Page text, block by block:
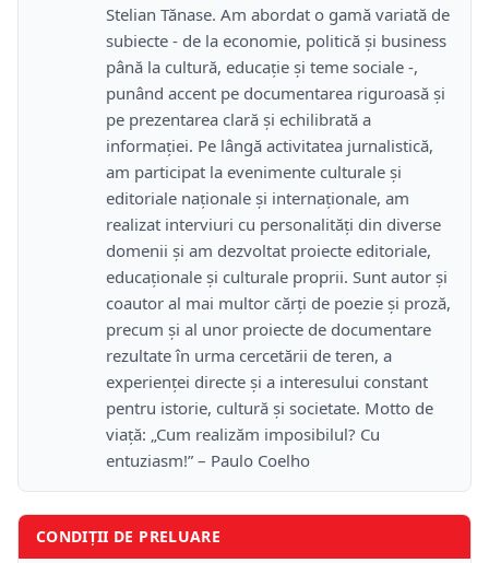
Stelian Tănase. Am abordat o gamă variată de
subiecte - de la economie, politică și business
până la cultură, educație și teme sociale -,
punând accent pe documentarea riguroasă și
pe prezentarea clară și echilibrată a
informației. Pe lângă activitatea jurnalistică,
am participat la evenimente culturale și
editoriale naționale și internaționale, am
realizat interviuri cu personalități din diverse
domenii și am dezvoltat proiecte editoriale,
educaționale și culturale proprii. Sunt autor și
coautor al mai multor cărți de poezie și proză,
precum și al unor proiecte de documentare
rezultate în urma cercetării de teren, a
experienței directe și a interesului constant
pentru istorie, cultură și societate. Motto de
viață: „Cum realizăm imposibilul? Cu
entuziasm!” – Paulo Coelho
CONDIȚII DE PRELUARE